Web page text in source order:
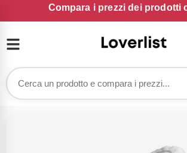
Compara i prezzi dei prodotti